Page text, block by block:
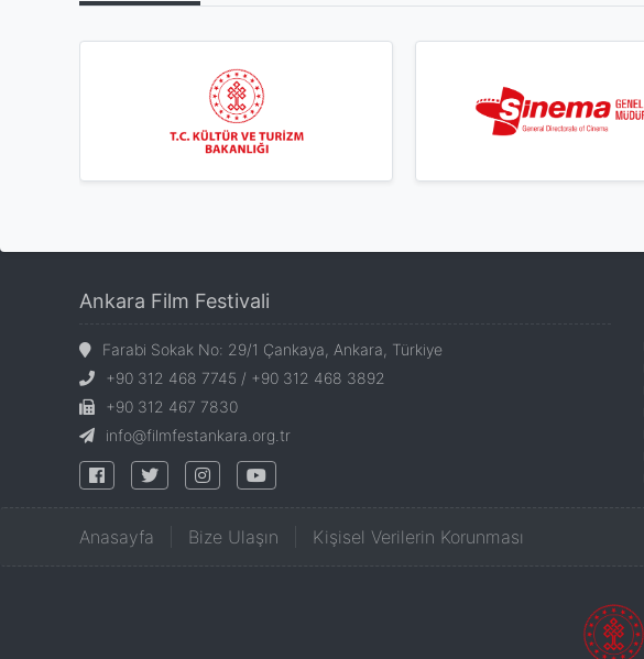
Ankara Film Festivali
Farabi Sokak No: 29/1 Çankaya, Ankara, Türkiye
+90 312 468 7745 / +90 312 468 3892
+90 312 467 7830
info@filmfestankara.org.tr
Anasayfa Bize Ulaşın Kişisel Verilerin Korunması